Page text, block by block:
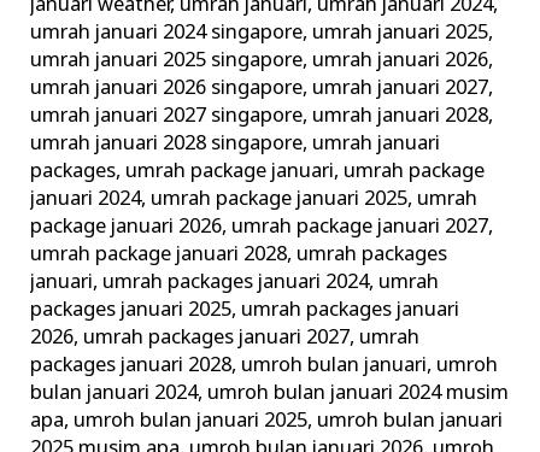
januari weather, umrah januari, umrah januari 2024,
umrah januari 2024 singapore, umrah januari 2025,
umrah januari 2025 singapore, umrah januari 2026,
umrah januari 2026 singapore, umrah januari 2027,
umrah januari 2027 singapore, umrah januari 2028,
umrah januari 2028 singapore, umrah januari
packages, umrah package januari, umrah package
januari 2024, umrah package januari 2025, umrah
package januari 2026, umrah package januari 2027,
umrah package januari 2028, umrah packages
januari, umrah packages januari 2024, umrah
packages januari 2025, umrah packages januari
2026, umrah packages januari 2027, umrah
packages januari 2028, umroh bulan januari, umroh
bulan januari 2024, umroh bulan januari 2024 musim
apa, umroh bulan januari 2025, umroh bulan januari